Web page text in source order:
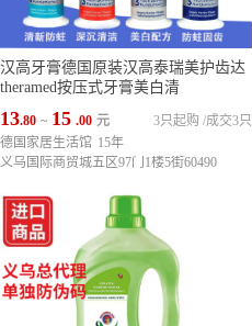
汉高牙膏德国原装汉高泰瑞美护齿达
theramed按压式牙膏美白清
13.80 ~ 15 .00 元 成交3只
3只起购 /
德国家居生活馆 15年
义乌国际商贸城五区97门1楼5街60490